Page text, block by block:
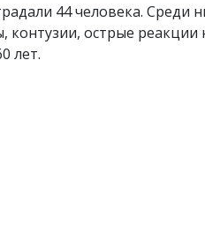
44 человека. Среди
острые реакции
лет.